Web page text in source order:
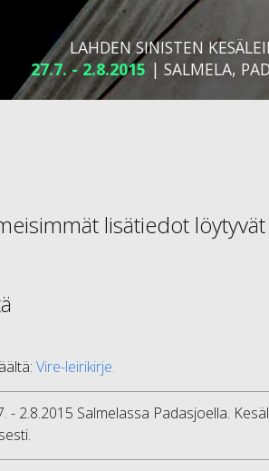
LAHDEN SINISTEN
27.7. - 2.8.2015 | SALMELA,
lisätiedot löytyvät
Vire-leirikirje.
- 2.8.2015 Salmelassa Padasjoella.